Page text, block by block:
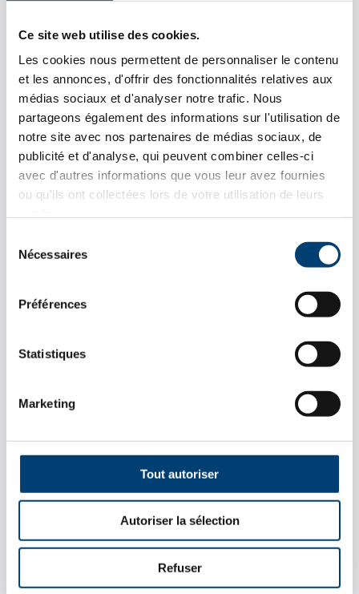
Ce site web utilise des cookies.
Les cookies nous permettent de personnaliser le contenu
et les annonces, d'offrir des fonctionnalités relatives aux
médias sociaux et d'analyser notre trafic. Nous
partageons également des informations sur l'utilisation de
notre site avec nos partenaires de médias sociaux, de
publicité et d'analyse, qui peuvent combiner celles-ci
avec d'autres informations que vous leur avez fournies
ou qu'ils ont collectées lors de votre utilisation de leurs
Nécessaires
Préférences
Statistiques
Marketing
Tout autoriser
Autoriser la sélection
Refuser
LA PLANCHA
vous découvrirez également dans notre
showroom desbraseros de tous types et de
toutes tailles.Très décoratif, celui-ci vous
permettra de non seulement vous chauffer
en hiver ou en fin de soirée, mais aussi de